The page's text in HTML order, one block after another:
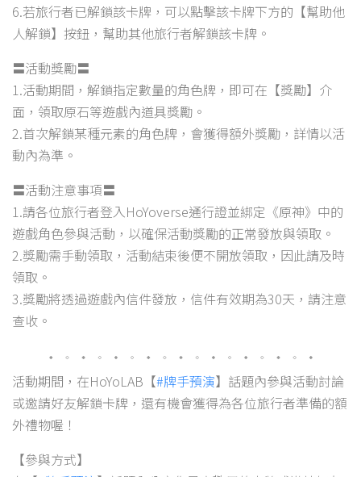
6.若旅行者已解鎖該卡牌，可以點擊該卡牌下方的【幫助他
人解鎖】按鈕，幫助其他旅行者解鎖該卡牌。
〓活動獎勵〓
1.活動期間，解鎖指定數量的角色牌，即可在【獎勵】介
面，領取原石等遊戲內道具獎勵。
2.首次解鎖某種元素的角色牌，會獲得額外獎勵，詳情以活
動內為準。
〓活動注意事項〓
1.請各位旅行者登入HoYoverse通行證並綁定《原神》中的
遊戲角色參與活動，以確保活動獎勵的正常發放與領取。
2.獎勵需手動領取，活動結束後便不開放領取，因此請及時
領取。
3.獎勵將透過遊戲內信件發放，信件有效期為30天，請注意
查收。
活動期間，在HoYoLAB【#牌手預演】話題內參與活動討論
或邀請好友解鎖卡牌，還有機會獲得為各位旅行者準備的額
外禮物喔！
【參與方式】